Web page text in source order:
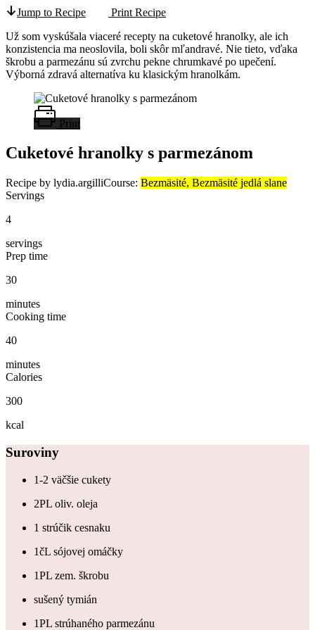
Jump to Recipe
Print Recipe
Už som vyskúšala viaceré recepty na cuketové hranolky, ale ich
konzistencia ma neoslovila, boli skôr mľandravé. Nie tieto, vďaka
škrobu a parmezánu sú zvrchu pekne chrumkavé po upečení.
Výborná zdravá alternatíva ku klasickým hranolkám.
Print
Cuketové hranolky s parmezánom
Recipe by lydia.argilliCourse: Bezmäsité, Bezmäsité jedlá slane
Servings
4
servings
Prep time
30
minutes
Cooking time
40
minutes
Calories
300
kcal
Suroviny
1-2 väčšie cukety
2PL oliv. oleja
1 strúčik cesnaku
1čL sójovej omáčky
1PL zem. škrobu
sušený tymián
1PL strúhaného parmezánu